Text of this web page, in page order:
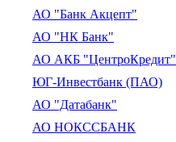
АО "Банк Акцепт"
АО "НК Банк"
АО АКБ "ЦентроКредит"
ЮГ-Инвестбанк (ПАО)
АО "Датабанк"
АО НОКССБАНК